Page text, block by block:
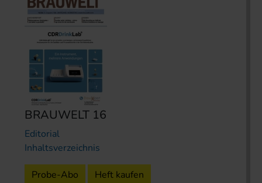
BRAUWELT 16
Editorial
Inhaltsverzeichnis
Probe-Abo Heft kaufen